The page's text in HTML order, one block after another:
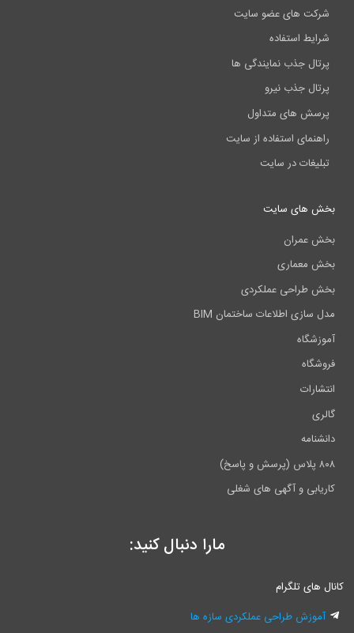
شرکت های عضو سایت
شرایط استفاده
پرتال جذب نمایندگی ها
پرتال جذب نیرو
پرسش های متداول
راهنمای استفاده از سایت
تبلیغات در سایت
بخش های سایت
بخش عمران
بخش معماری
بخش طراحی عملکردی
مدل سازی اطلاعات ساختمان BIM
آموزشگاه
فروشگاه
انتشارات
گالری
دانشنامه
۸۰۸ پلاس (پرسش و پاسخ)
کاریابی و آگهی های شغلی
مارا دنبال کنید:
کانال های تلگرام
آموزش طراحی عملکردی سازه ها